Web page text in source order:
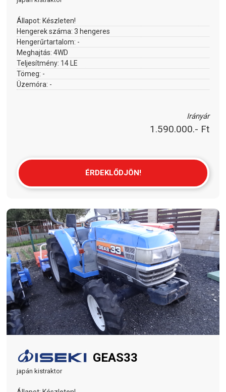
Állapot: Készleten!
Hengerek száma:3 hengeres
Hengerűrtartalom: -
Meghajtás:4WD
Teljesítmény: 14 LE
Tömeg: -
Üzemóra: -
Irányár
1.590.000.- Ft
ÉRDEKLŐDJÖN!
GEAS33
japán kistraktor